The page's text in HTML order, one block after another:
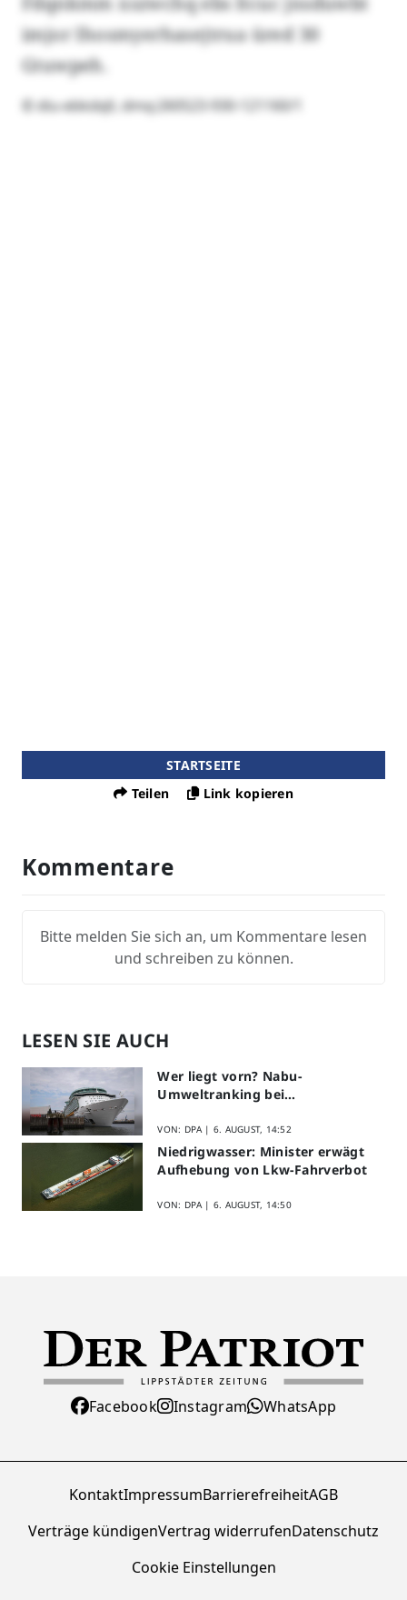
imjor Ihosmyerhasejtrua üred 30
Gtuwpeh.
© diu-ebkdqll, dmq:260523-930-121160/1
STARTSEITE
Teilen
Link kopieren
Kommentare
Bitte melden Sie sich an, um Kommentare lesen
und schreiben zu können.
LESEN SIE AUCH
Wer liegt vorn? Nabu-
Umweltranking bei
VON: DPA | 6. AUGUST, 14:52
Niedrigwasser: Minister erwägt
Aufhebung von Lkw-Fahrverbot
VON: DPA | 6. AUGUST, 14:50
Facebook Instagram WhatsApp
KontaktImpressumBarrierefreiheitAGB
Verträge kündigenVertrag widerrufenDatenschutz
Cookie Einstellungen